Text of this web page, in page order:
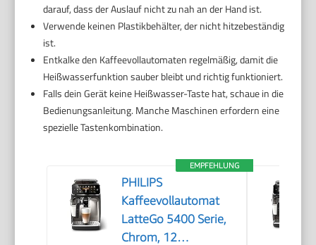
darauf, dass der Auslauf nicht zu nah an der Hand ist.
Verwende keinen Plastikbehälter, der nicht hitzebeständig
ist.
Entkalke den Kaffeevollautomaten regelmäßig, damit die
Heißwasserfunktion sauber bleibt und richtig funktioniert.
Falls dein Gerät keine Heißwasser-Taste hat, schaue in die
Bedienungsanleitung. Manche Maschinen erfordern eine
spezielle Tastenkombination.
EMPFEHLUNG
PHILIPS
Kaffeevollautomat
LatteGo 5400 Serie,
Chrom, 12